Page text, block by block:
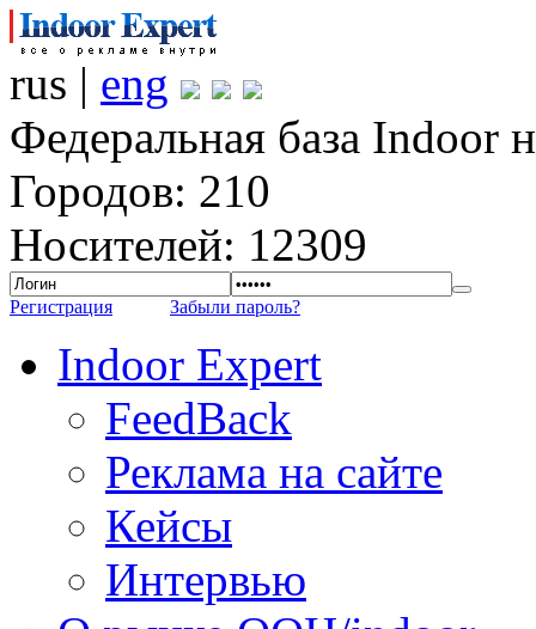
rus | eng
Федеральная база Indoor
Городов: 210
Носителей: 12309
Регистрация Забыли пароль?
Indoor Expert
FeedBack
Реклама на сайте
Кейсы
Интервью